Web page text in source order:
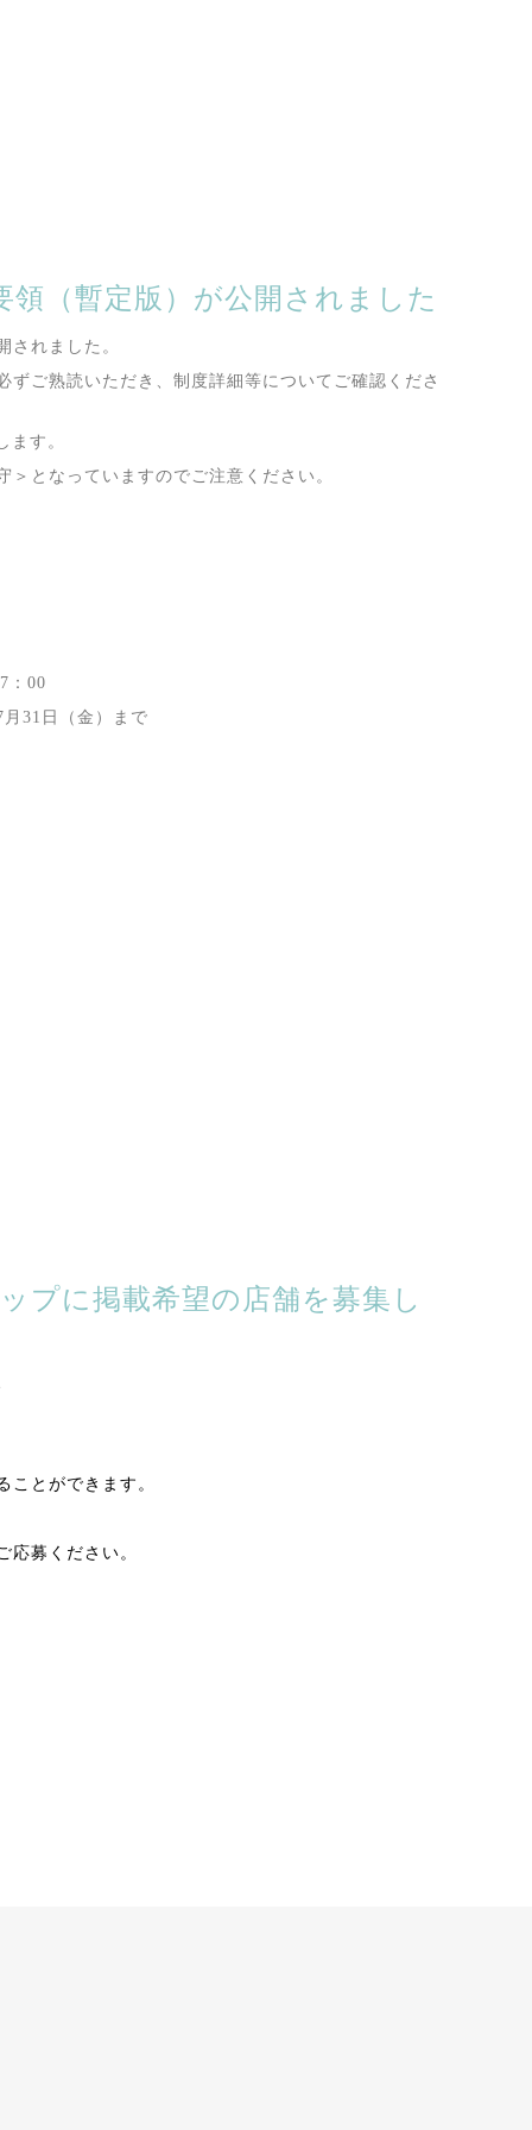
領（暫定版）が公開されました
れました。
ずご熟読いただき、制度詳細等についてご確認くださ
す。
＞となっていますのでご注意ください。
： 00
月 31 日（金）まで
プに掲載希望の店舗を募集し
とができます。
応募ください。